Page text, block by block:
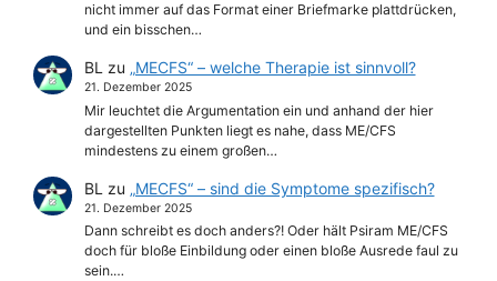
nicht immer auf das Format einer Briefmarke plattdrücken,
und ein bisschen…
BL zu „MECFS“ – welche Therapie ist sinnvoll?
21. Dezember 2025
Mir leuchtet die Argumentation ein und anhand der hier
dargestellten Punkten liegt es nahe, dass ME/CFS
mindestens zu einem großen…
BL zu „MECFS“ – sind die Symptome spezifisch?
21. Dezember 2025
Dann schreibt es doch anders?! Oder hält Psiram ME/CFS
doch für bloße Einbildung oder einen bloße Ausrede faul zu
sein.…